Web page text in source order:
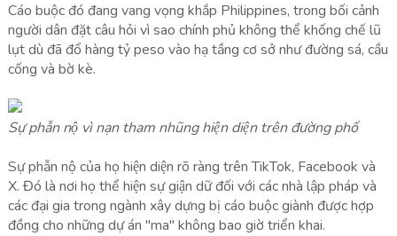
Cáo buộc đó đang vang vọng khắp Philippines, trong bối cảnh
người dân đặt câu hỏi vì sao chính phủ không thể khống chế lũ
lụt dù đã đổ hàng tỷ peso vào hạ tầng cơ sở như đường sá, cầu
cống và bờ kè.
Sự phẫn nộ vì nạn tham nhũng hiện diện trên đường phố
Sự phẫn nộ của họ hiện diện rõ ràng trên TikTok, Facebook và
X. Đó là nơi họ thể hiện sự giận dữ đối với các nhà lập pháp và
các đại gia trong ngành xây dựng bị cáo buộc giành được hợp
đồng cho những dự án "ma" không bao giờ triển khai.